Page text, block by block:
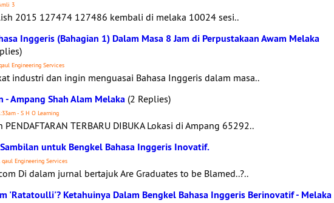
3
2015 127474 127486 kembali di melaka 10024 sesi..
Inggeris (Bahagian 1) Dalam Masa 8 Jam di Perpustakaan Awam Melaka
Engineering Services
industri dan ingin menguasai Bahasa Inggeris dalam masa..
- Ampang Shah Alam Melaka (2 Replies)
- S H O Learning
TERBARU DIBUKA Lokasi di Ampang 65292..
untuk Bengkel Bahasa Inggeris Inovatif.
Engineering Services
Di dalam jurnal bertajuk Are Graduates to be Blamed..?..
'Ratatoulli'? Ketahuinya Dalam Bengkel Bahasa Inggeris Berinovatif - Melaka